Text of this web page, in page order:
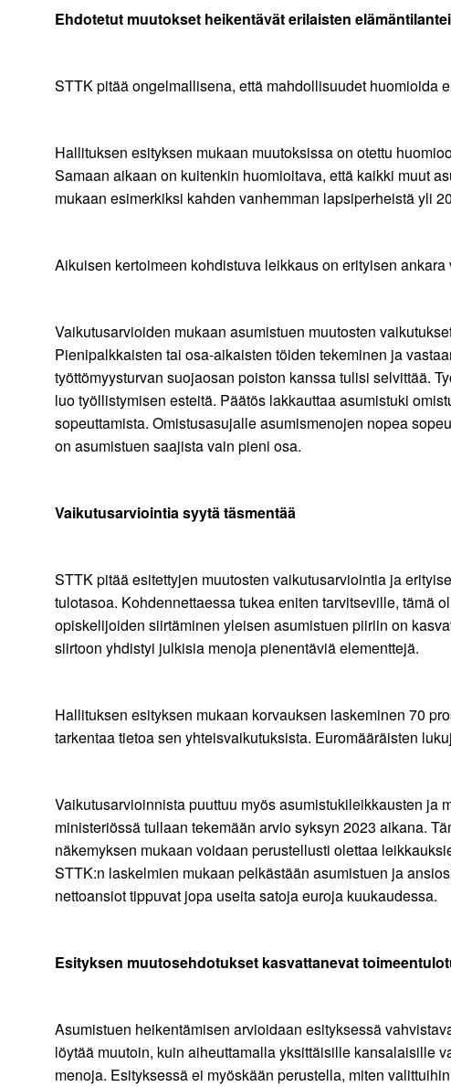
Ehdotetut muutokset heikentävät erilaisten
STTK pitää ongelmallisena, että mahdollisuudet huomioida
Hallituksen esityksen mukaan muutoksissa on otettu
Samaan aikaan on kuitenkin huomioitava, että kaikki muut
mukaan esimerkiksi kahden vanhemman lapsiperheistä yli
Aikuisen kertoimeen kohdistuva leikkaus on erityisen
Vaikutusarvioiden mukaan asumistuen muutosten
Pienipalkkaisten tai osa-aikaisten töiden tekeminen ja
työttömyysturvan suojaosan poiston kanssa tulisi selvittää.
luo työllistymisen esteitä. Päätös lakkauttaa asumistuki
sopeuttamista. Omistusasujalle asumismenojen nopea
on asumistuen saajista vain pieni osa.
Vaikutusarviointia syytä täsmentää
STTK pitää esitettyjen muutosten vaikutusarviointia ja
tulotasoa. Kohdennettaessa tukea eniten tarvitseville, tämä
opiskelijoiden siirtäminen yleisen asumistuen piiriin on
siirtoon yhdistyi julkisia menoja pienentäviä elementtejä.
Hallituksen esityksen mukaan korvauksen laskeminen 70
tarkentaa tietoa sen yhteisvaikutuksista. Euromääräisten
Vaikutusarvioinnista puuttuu myös asumistukileikkausten
ministeriössä tullaan tekemään arvio syksyn 2023 aikana.
näkemyksen mukaan voidaan perustellusti olettaa
STTK:n laskelmien mukaan pelkästään asumistuen ja
nettoansiot tippuvat jopa useita satoja euroja kuukaudessa.
Esityksen muutosehdotukset kasvattanevat
Asumistuen heikentämisen arvioidaan esityksessä
löytää muutoin, kuin aiheuttamalla yksittäisille kansalaisille
menoja. Esityksessä ei myöskään perustella, miten